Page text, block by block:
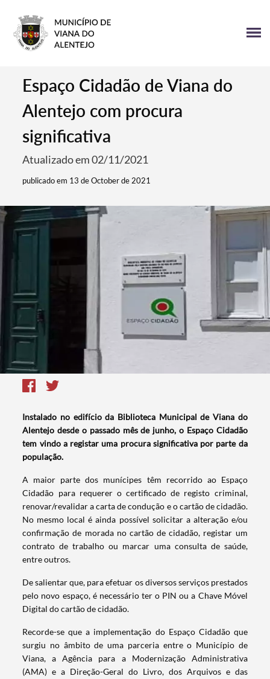
Espaço Cidadão de Viana do
Alentejo com procura
significativa
Atualizado em 02/11/2021
publicado em 13 de October de 2021
Instalado no edifício da Biblioteca Municipal de Viana do
Alentejo desde o passado mês de junho, o Espaço Cidadão
tem vindo a registar uma procura significativa por parte da
população.
A maior parte dos munícipes têm recorrido ao Espaço
Cidadão para requerer o certificado de registo criminal,
renovar/revalidar a carta de condução e o cartão de cidadão.
No mesmo local é ainda possível solicitar a alteração e/ou
confirmação de morada no cartão de cidadão, registar um
contrato de trabalho ou marcar uma consulta de saúde,
entre outros.
De salientar que, para efetuar os diversos serviços prestados
pelo novo espaço, é necessário ter o PIN ou a Chave Móvel
Digital do cartão de cidadão.
Recorde-se que a implementação do Espaço Cidadão que
surgiu no âmbito de uma parceria entre o Município de
Viana, a Agência para a Modernização Administrativa
(AMA) e a Direção-Geral do Livro, dos Arquivos e das